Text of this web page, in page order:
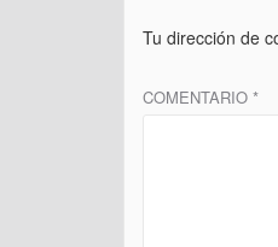
Tu dirección de
COMENTARIO *